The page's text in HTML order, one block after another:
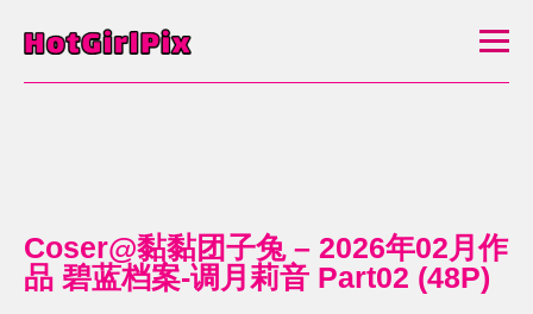
Coser@黏黏团子兔 – 2026年02月作
品 碧蓝档案-调月莉音 Part02 (48P)